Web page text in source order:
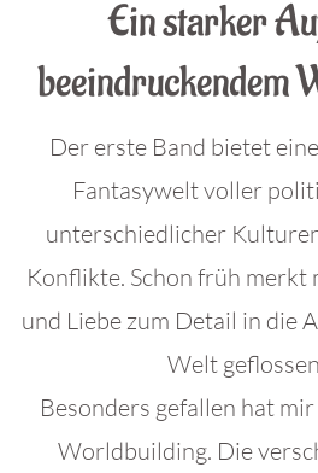
Ein starker
beeindruckendem
Der erste Band bietet
Fantasywelt voller
unterschiedlicher
Konflikte. Schon früh merkt
und Liebe zum Detail in die
Welt
Besonders gefallen hat
Worldbuilding. Die